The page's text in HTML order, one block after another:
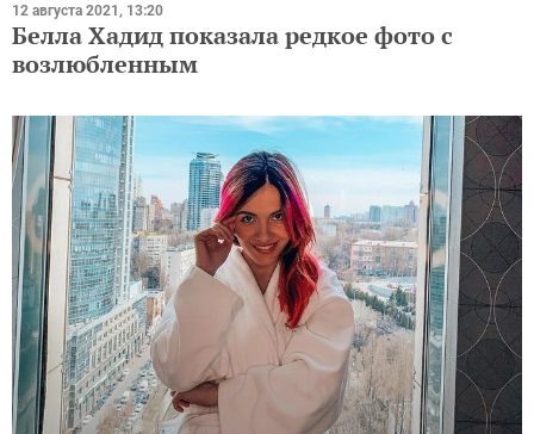
12 августа 2021, 13:20
Белла Хадид показала редкое фото с
возлюбленным